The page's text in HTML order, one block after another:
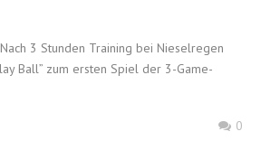
3 Stunden Training bei Nieselregen
Ball” zum ersten Spiel der 3-Game-
0